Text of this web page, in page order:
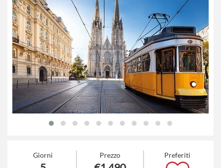
Giorni Prezzo Preferiti